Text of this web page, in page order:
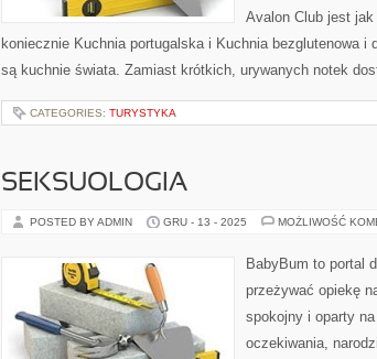
Avalon Club jest
koniecznie Kuchnia portugalska i Kuchnia bezglutenowa i
są kuchnie świata. Zamiast krótkich, urywanych notek
CATEGORIES: TURYSTYKA
SEKSUOLOGIA
POSTED BY ADMIN GRU - 13 - 2025 MOŻLIWOŚĆ
BabyBum to portal
przeżywać opiekę
spokojny i oparty
oczekiwania,